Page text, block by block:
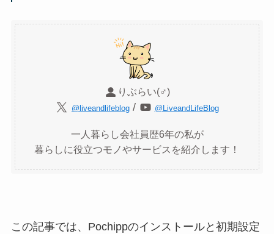
りぶらい(♂)
@liveandlifeblog / @LiveandLifeBlog
一人暮らし会社員歴6年の私が
暮らしに役立つモノやサービスを紹介します！
この記事では、Pochippのインストールと初期設定